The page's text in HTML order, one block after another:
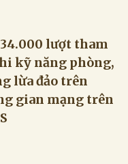
lượt tham
kỹ năng phòng,
lừa đảo trên
gian mạng trên